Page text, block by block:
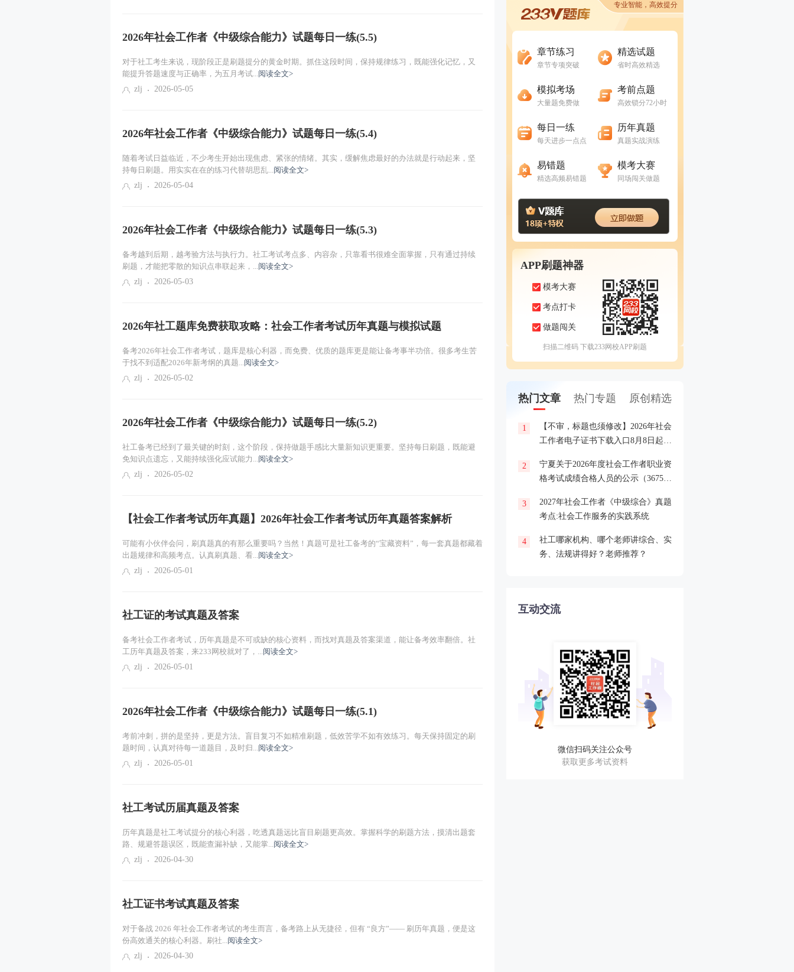
2026年社会工作者《中级综合能力》试题每日一练(5.5)
对于社工考生来说，现阶段正是刷题提分的黄金时期。抓住这段时间，保持规律练习，既能强化记忆，又
能提升答题速度与正确率，为五月考试...阅读全文>
zlj
2026-05-05
2026年社会工作者《中级综合能力》试题每日一练(5.4)
随着考试日益临近，不少考生开始出现焦虑、紧张的情绪。其实，缓解焦虑最好的办法就是行动起来，坚
持每日刷题。用实实在在的练习代替胡思乱...阅读全文>
zlj
2026-05-04
2026年社会工作者《中级综合能力》试题每日一练(5.3)
备考越到后期，越考验方法与执行力。社工考试考点多、内容杂，只靠看书很难全面掌握，只有通过持续
刷题，才能把零散的知识点串联起来，...阅读全文>
zlj
2026-05-03
2026年社工题库免费获取攻略：社会工作者考试历年真题与模拟试题
备考2026年社会工作者考试，题库是核心利器，而免费、优质的题库更是能让备考事半功倍。很多考生苦
于找不到适配2026年新考纲的真题...阅读全文>
zlj
2026-05-02
2026年社会工作者《中级综合能力》试题每日一练(5.2)
社工备考已经到了最关键的时刻，这个阶段，保持做题手感比大量新知识更重要。坚持每日刷题，既能避
免知识点遗忘，又能持续强化应试能力...阅读全文>
zlj
2026-05-02
【社会工作者考试历年真题】2026年社会工作者考试历年真题答案解析
可能有小伙伴会问，刷真题真的有那么重要吗？当然！真题可是社工备考的“宝藏资料”，每一套真题都藏着
出题规律和高频考点。认真刷真题、看...阅读全文>
zlj
2026-05-01
社工证的考试真题及答案
备考社会工作者考试，历年真题是不可或缺的核心资料，而找对真题及答案渠道，能让备考效率翻倍。社
工历年真题及答案，来233网校就对了，...阅读全文>
zlj
2026-05-01
2026年社会工作者《中级综合能力》试题每日一练(5.1)
考前冲刺，拼的是坚持，更是方法。盲目复习不如精准刷题，低效苦学不如有效练习。每天保持固定的刷
题时间，认真对待每一道题目，及时归...阅读全文>
zlj
2026-05-01
社工考试历届真题及答案
历年真题是社工考试提分的核心利器，吃透真题远比盲目刷题更高效。掌握科学的刷题方法，摸清出题套
路、规避答题误区，既能查漏补缺，又能掌...阅读全文>
zlj
2026-04-30
社工证书考试真题及答案
对于备战 2026 年社会工作者考试的考生而言，备考路上从无捷径，但有 “良方”—— 刷历年真题，便是这
份高效通关的核心利器。刷社...阅读全文>
zlj
2026-04-30
专业智能，高效提分
章节练习
章节专项突破
精选试题
省时高效精选
模拟考场
大量题免费做
考前点题
高效锁分72小时
每日一练
每天进步一点点
历年真题
真题实战演练
易错题
精选高频易错题
模考大赛
同场闯关做题
APP刷题神器
模考大赛
考点打卡
做题闯关
扫描二维码 下载233网校APP刷题
热门文章 热门专题 原创精选
1
【不审，标题也须修改】2026年社会
工作者电子证书下载入口8月8日起开
2
宁夏关于2026年度社会工作者职业资
格考试成绩合格人员的公示（3675
3
2027年社会工作者《中级综合》真题
考点:社会工作服务的实践系统
4
社工哪家机构、哪个老师讲综合、实
务、法规讲得好？老师推荐？
互动交流
微信扫码关注公众号
获取更多考试资料